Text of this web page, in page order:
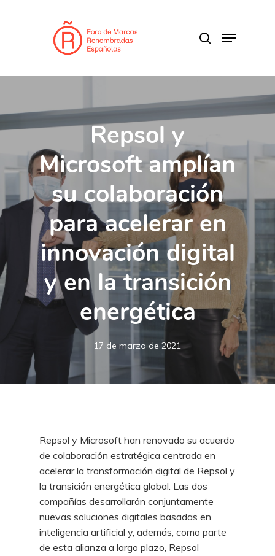
Menu
Repsol y
Microsoft amplían
su colaboración
para acelerar en
innovación digital
y en la transición
energética
17 de marzo de 2021
Repsol y Microsoft han renovado su acuerdo
de colaboración estratégica centrada en
acelerar la transformación digital de Repsol y
la transición energética global. Las dos
compañías desarrollarán conjuntamente
nuevas soluciones digitales basadas en
inteligencia artificial y, además, como parte
de esta alianza a largo plazo, Repsol